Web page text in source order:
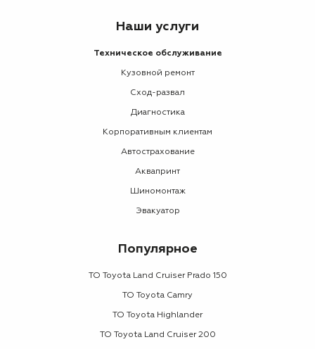
Наши услуги
Техническое обслуживание
Кузовной ремонт
Сход-развал
Диагностика
Корпоративным клиентам
Автострахование
Аквапринт
Шиномонтаж
Эвакуатор
Популярное
ТО Toyota Land Cruiser Prado 150
ТО Toyota Camry
ТО Toyota Highlander
ТО Toyota Land Cruiser 200